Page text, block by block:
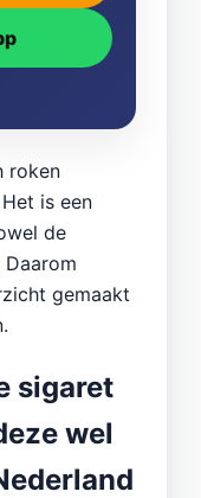
roken
is een
de
gemaakt
sigaret
wel